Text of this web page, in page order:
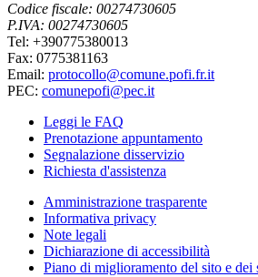
Codice fiscale: 00274730605
P.IVA: 00274730605
Tel: +390775380013
Fax: 0775381163
Email: protocollo@comune.pofi.fr.it
PEC: comunepofi@pec.it
Leggi le FAQ
Prenotazione appuntamento
Segnalazione disservizio
Richiesta d'assistenza
Amministrazione trasparente
Informativa privacy
Note legali
Dichiarazione di accessibilità
Piano di miglioramento del sito e dei